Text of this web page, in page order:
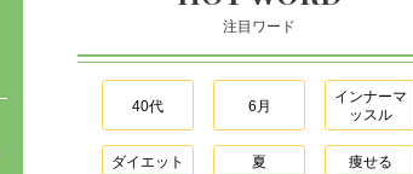
注目ワード
40代 6月
インナーマ
ッスル
ダイエット 夏 痩せる